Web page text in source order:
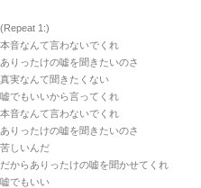
(Repeat 1:)
本音なんて言わないでくれ
ありったけの嘘を聞きたいのさ
真実なんて聞きたくない
嘘でもいいから言ってくれ
本音なんて言わないでくれ
ありったけの嘘を聞きたいのさ
苦しいんだ
だからありったけの嘘を聞かせてくれ
嘘でもいい